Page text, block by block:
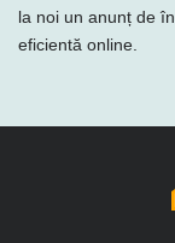
la noi un anunț de
eficientă online.